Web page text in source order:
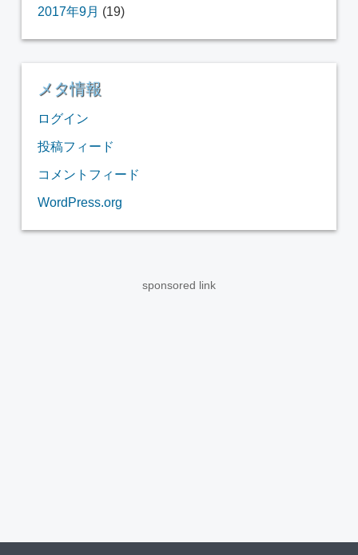
2017年9月 (19)
メタ情報
ログイン
投稿フィード
コメントフィード
WordPress.org
sponsored link